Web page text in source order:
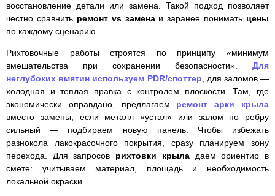
восстановление детали или замена. Такой подход позволяет
честно сравнить ремонт vs заменаи заранее понимать цены
по каждому сценарию.
Рихтовочные работы строятся по принципу «минимум
вмешательства при сохранении безопасности». Для
неглубоких вмятин используем PDR/споттер, для заломов —
холодная и теплая правка с контролем плоскости. Там, где
экономически оправдано, предлагаем ремонт арки крыла
вместо замены; если металл «устал» или залом по ребру
сильный — подбираем новую панель. Чтобы избежать
разнокола лакокрасочного покрытия, сразу планируем зону
перехода. Для запросов рихтовки крыладаем ориентир в
смете: учитываем материал, площадь и необходимость
локальной окраски.